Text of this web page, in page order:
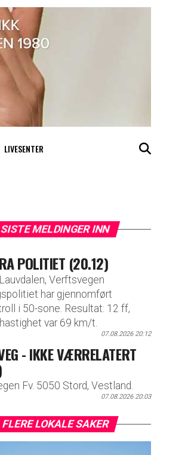
LIVESENTER
SISTE MELDINGER INN
POLITIET (20.12)
Verftsvegen
har gjennomført
i 50-sone. Resultat: 12 ff,
var 69 km/t.
07.08.2026 20:12
- IKKE VÆRRELATERT
Fv. 5050 Stord, Vestland.
07.08.2026 20:03
FLERE LOKALE SAKER